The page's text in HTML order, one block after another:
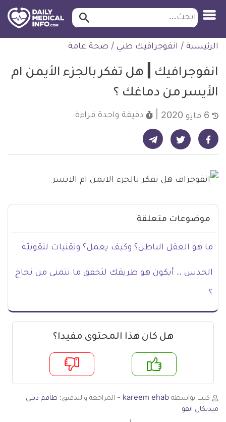
التخطي
للمحتوى
ابحث ابحث…
الرئيسية / انفوجرافيك طبي / صحة عامة
انفوجرافيك | هل تفكر بالجزء الأيمن ام
الأيسر من دماغك ؟
دقيقة واحدة قراءة
شارك على فيسبوك - ديلي ميديكال انفو شارك على تويتر - ديلي ميديكال انفو شارك على تيليجرام - ديلي ميديكال انفو
موضوعات متعلقة
ما هو العقل الباطن؟ وكيف يعمل؟ وتقنيات لتقويته
الحدس .. أيكون هو طريقك لتحقق ما تتمنى من نجاح
؟
هل كان هذا المحتوى مفيدا؟
لا
كتب بواسطة kareem ehab - المراجعة والتدقيق: طاقم ديلي
ميديكال انفو